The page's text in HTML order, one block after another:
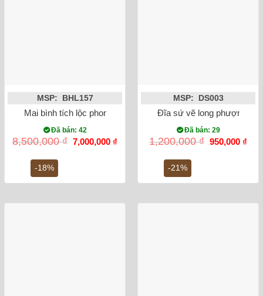
-18%
MSP: BHL157
Mai bình tích lộc phong thủy nhị cảnh màu vàng đắp nổi 60cm
Đã bán: 42
8,500,000₫ Giá
gốc
7,000,000 ₫
7,000,000 ₫.
-21%
MSP: DS003
Đĩa sứ vẽ long phượng
Đã bán: 29
1,200,000₫ Giá
950,000 ₫